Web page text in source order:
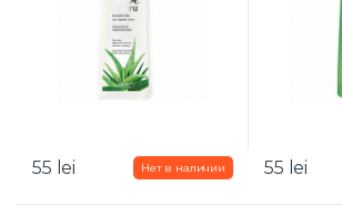
55 lei 55 lei